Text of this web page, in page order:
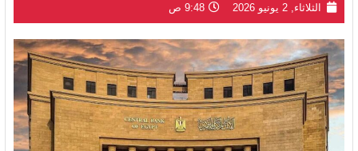
الثلاثاء, 2 يونيو 2026 9:48 ص